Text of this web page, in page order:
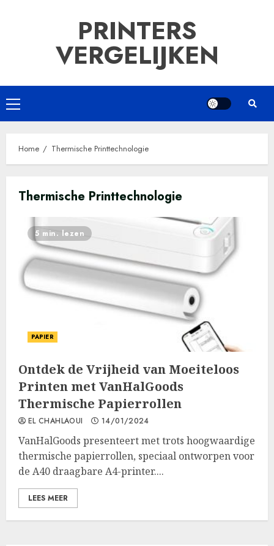
PRINTERS
VERGELIJKEN
Primair
menu
Home Thermische Printtechnologie
Thermische Printtechnologie
5 min. lezen
PAPIER
Ontdek de Vrijheid van Moeiteloos
Printen met VanHalGoods
Thermische Papierrollen
EL CHAHLAOUI 14/01/2024
VanHalGoods presenteert met trots hoogwaardige
thermische papierrollen, speciaal ontworpen voor
de A40 draagbare A4-printer....
LEES MEER